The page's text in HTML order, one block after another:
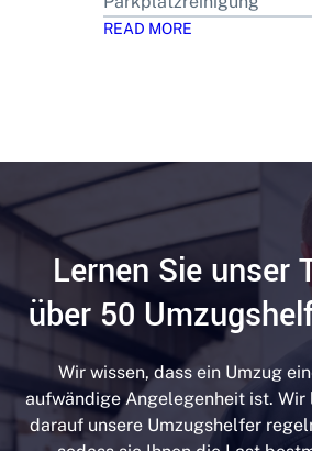
READ MORE
Lernen Sie unser
über 50
Wir wissen, dass ein Umzug
aufwändige Angelegenheit ist. Wir
darauf unsere Umzugshelfer